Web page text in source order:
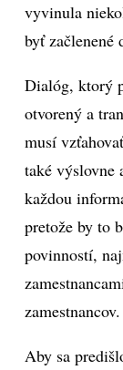
vyvinula
byť začlenené
Dialóg, ktorý
otvorený a
musí
také výslovne
každou
pretože by to
povinností,
zamestnancov.
Aby sa